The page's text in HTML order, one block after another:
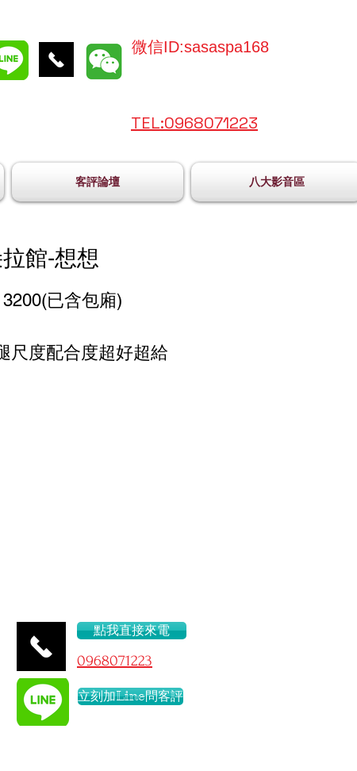
微信ID:sasaspa168
TEL:0968071223
客評論壇 八大影音區
館-想想
已含包廂)
尺度配合度超好超給
點我直接來電
0968071223
立刻加Line問客評